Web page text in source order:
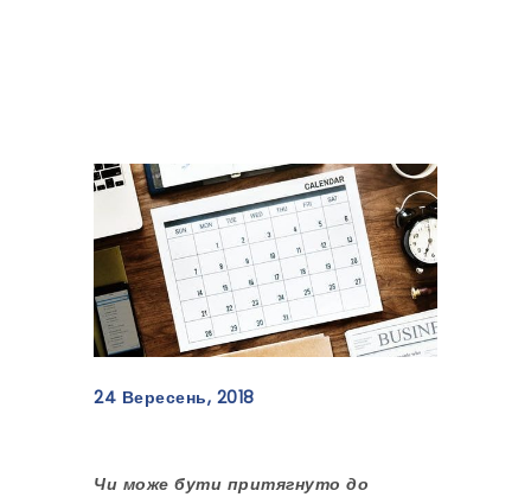
24 Вересень, 2018
Чи може бути притягнуто до